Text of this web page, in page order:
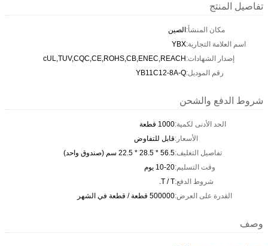
تفاصيل المنتج
مكان المنشأ:الصين
اسم العلامة التجارية:YBX
إصدار الشهادات:cUL,TUV,CQC,CE,ROHS,CB,ENEC,REACH
رقم الموديل:YB11C12-8A-Q
شروط الدفع والشحن
الحد الأدنى لكمية:1000 قطعة
الأسعار:قابل للتفاوض
تفاصيل التغليف:56.5 * 28.5 * 22.5 سم (صندوق واحد)
وقت التسليم:10-20 يوم
شروط الدفع:T / T.
القدرة على العرض:500000 قطعة / قطعة في الشهر
وصف